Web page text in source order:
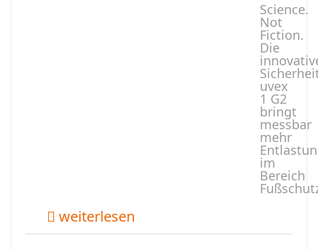
Science.
Not
Fiction.
Die
uvex
1 G2
bringt
messbar
mehr
im
Bereich
weiterlesen